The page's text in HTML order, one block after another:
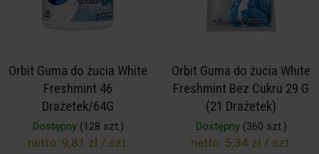
Orbit Guma do żucia White
Freshmint 46
Drażetek/64G
Dostępny(128 szt.)
netto: 9,81 zł / szt.
Orbit Guma do żucia White
Freshmint Bez Cukru 29 G
(21 Drażetek)
Dostępny(360 szt.)
netto: 5,34 zł / szt.